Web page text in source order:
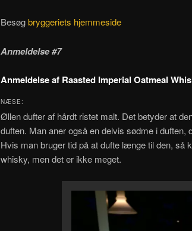
Besøgbryggeriets hjemmeside
Anmeldelse #7
Anmeldelse af Raasted Imperial Oatmeal
NÆSE:
Øllen dufter af hårdt ristet malt. Det betyder at
duften. Man aner også en delvis sødme i
Hvis man bruger tid på at dufte længe til den,
whisky, men det er ikke meget.